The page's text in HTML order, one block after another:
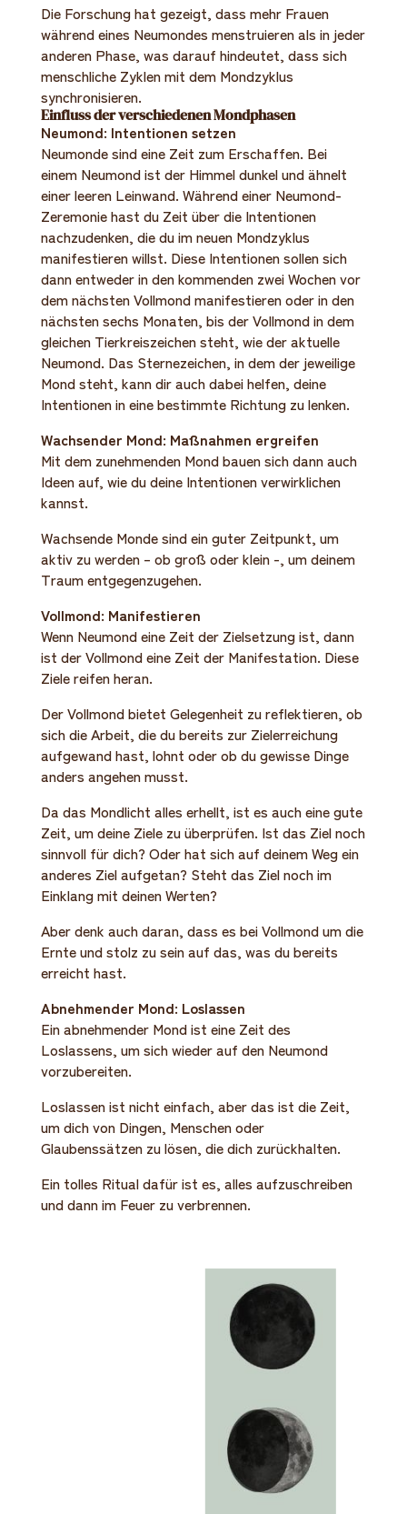
Die Forschung hat gezeigt, dass mehr Frauen
während eines Neumondes menstruieren als in jeder
anderen Phase, was darauf hindeutet, dass sich
menschliche Zyklen mit dem Mondzyklus
synchronisieren.
Einfluss der verschiedenen Mondphasen
Neumond: Intentionen setzen
Neumonde sind eine Zeit zum Erschaffen. Bei
einem Neumond ist der Himmel dunkel und ähnelt
einer leeren Leinwand. Während einer Neumond-
Zeremonie hast du Zeit über die Intentionen
nachzudenken, die du im neuen Mondzyklus
manifestieren willst. Diese Intentionen sollen sich
dann entweder in den kommenden zwei Wochen vor
dem nächsten Vollmond manifestieren oder in den
nächsten sechs Monaten, bis der Vollmond in dem
gleichen Tierkreiszeichen steht, wie der aktuelle
Neumond. Das Sternezeichen, in dem der jeweilige
Mond steht, kann dir auch dabei helfen, deine
Intentionen in eine bestimmte Richtung zu lenken.
Wachsender Mond: Maßnahmen ergreifen
Mit dem zunehmenden Mond bauen sich dann auch
Ideen auf, wie du deine Intentionen verwirklichen
kannst.
Wachsende Monde sind ein guter Zeitpunkt, um
aktiv zu werden – ob groß oder klein -, um deinem
Traum entgegenzugehen.
Vollmond: Manifestieren
Wenn Neumond eine Zeit der Zielsetzung ist, dann
ist der Vollmond eine Zeit der Manifestation. Diese
Ziele reifen heran.
Der Vollmond bietet Gelegenheit zu reflektieren, ob
sich die Arbeit, die du bereits zur Zielerreichung
aufgewand hast, lohnt oder ob du gewisse Dinge
anders angehen musst.
Da das Mondlicht alles erhellt, ist es auch eine gute
Zeit, um deine Ziele zu überprüfen. Ist das Ziel noch
sinnvoll für dich? Oder hat sich auf deinem Weg ein
anderes Ziel aufgetan? Steht das Ziel noch im
Einklang mit deinen Werten?
Aber denk auch daran, dass es bei Vollmond um die
Ernte und stolz zu sein auf das, was du bereits
erreicht hast.
Abnehmender Mond: Loslassen
Ein abnehmender Mond ist eine Zeit des
Loslassens, um sich wieder auf den Neumond
vorzubereiten.
Loslassen ist nicht einfach, aber das ist die Zeit,
um dich von Dingen, Menschen oder
Glaubenssätzen zu lösen, die dich zurückhalten.
Ein tolles Ritual dafür ist es, alles aufzuschreiben
und dann im Feuer zu verbrennen.